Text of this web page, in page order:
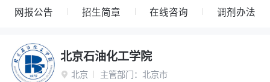
网报公告 招生简章 在线咨询 调剂办法
北京石油化工学院
 北京 主管部门： 北京市